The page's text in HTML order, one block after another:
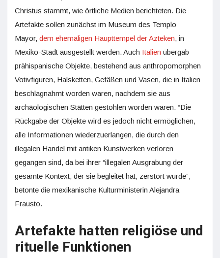
Christus stammt, wie örtliche Medien berichteten. Die
Artefakte sollen zunächst im Museum des Templo
Mayor, dem ehemaligen Haupttempel der Azteken, in
Mexiko-Stadt ausgestellt werden. Auch Italien übergab
prähispanische Objekte, bestehend aus anthropomorphen
Votivfiguren, Halsketten, Gefäßen und Vasen, die in Italien
beschlagnahmt worden waren, nachdem sie aus
archäologischen Stätten gestohlen worden waren. “Die
Rückgabe der Objekte wird es jedoch nicht ermöglichen,
alle Informationen wiederzuerlangen, die durch den
illegalen Handel mit antiken Kunstwerken verloren
gegangen sind, da bei ihrer “illegalen Ausgrabung der
gesamte Kontext, der sie begleitet hat, zerstört wurde”,
betonte die mexikanische Kulturministerin Alejandra
Frausto.
Artefakte hatten religiöse und
rituelle Funktionen